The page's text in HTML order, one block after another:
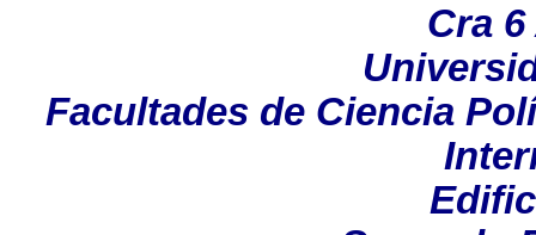
Cra 6
Facultades de Ciencia